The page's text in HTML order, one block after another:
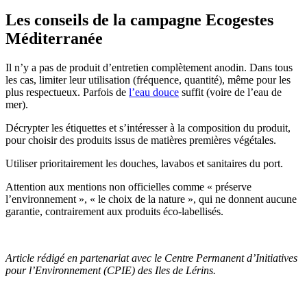
Les conseils de la campagne Ecogestes
Méditerranée
Il n’y a pas de produit d’entretien complètement anodin. Dans tous
les cas, limiter leur utilisation (fréquence, quantité), même pour les
plus respectueux. Parfois de l’eau douce suffit (voire de l’eau de
mer).
Décrypter les étiquettes et s’intéresser à la composition du produit,
pour choisir des produits issus de matières premières végétales.
Utiliser prioritairement les douches, lavabos et sanitaires du port.
Attention aux mentions non officielles comme « préserve
l’environnement », « le choix de la nature », qui ne donnent aucune
garantie, contrairement aux produits éco-labellisés.
Article rédigé en partenariat avec le Centre Permanent d’Initiatives
pour l’Environnement (CPIE) des Iles de Lérins.